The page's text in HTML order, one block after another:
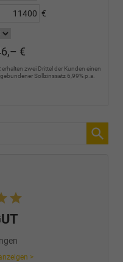
€
€
zwei Drittel der Kunden einen
Sollzinssatz 6,99% p.a.
>